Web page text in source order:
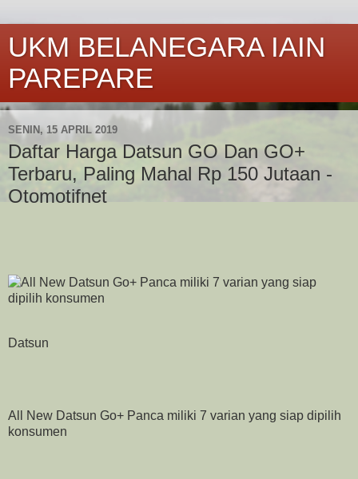
UKM BELANEGARA IAIN
PAREPARE
SENIN, 15 APRIL 2019
Daftar Harga Datsun GO Dan GO+
Terbaru, Paling Mahal Rp 150 Jutaan -
Otomotifnet
Datsun
All New Datsun Go+ Panca miliki 7 varian yang siap dipilih
konsumen